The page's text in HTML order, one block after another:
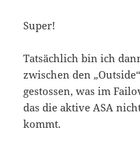
Super!
Tatsächlich bin ich
zwischen den
gestossen, was im
das die aktive ASA
kommt.